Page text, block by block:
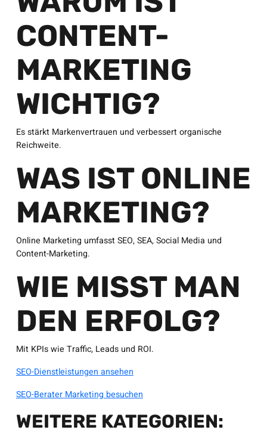
CONTENT-
MARKETING
WICHTIG?
Es stärkt Markenvertrauen und verbessert organische
Reichweite.
WAS IST ONLINE
MARKETING?
Online Marketing umfasst SEO, SEA, Social Media und
Content-Marketing.
WIE MISST MAN
DEN ERFOLG?
Mit KPIs wie Traffic, Leads und ROI.
SEO-Dienstleistungen ansehen
SEO-Berater Marketing besuchen
WEITERE KATEGORIEN: